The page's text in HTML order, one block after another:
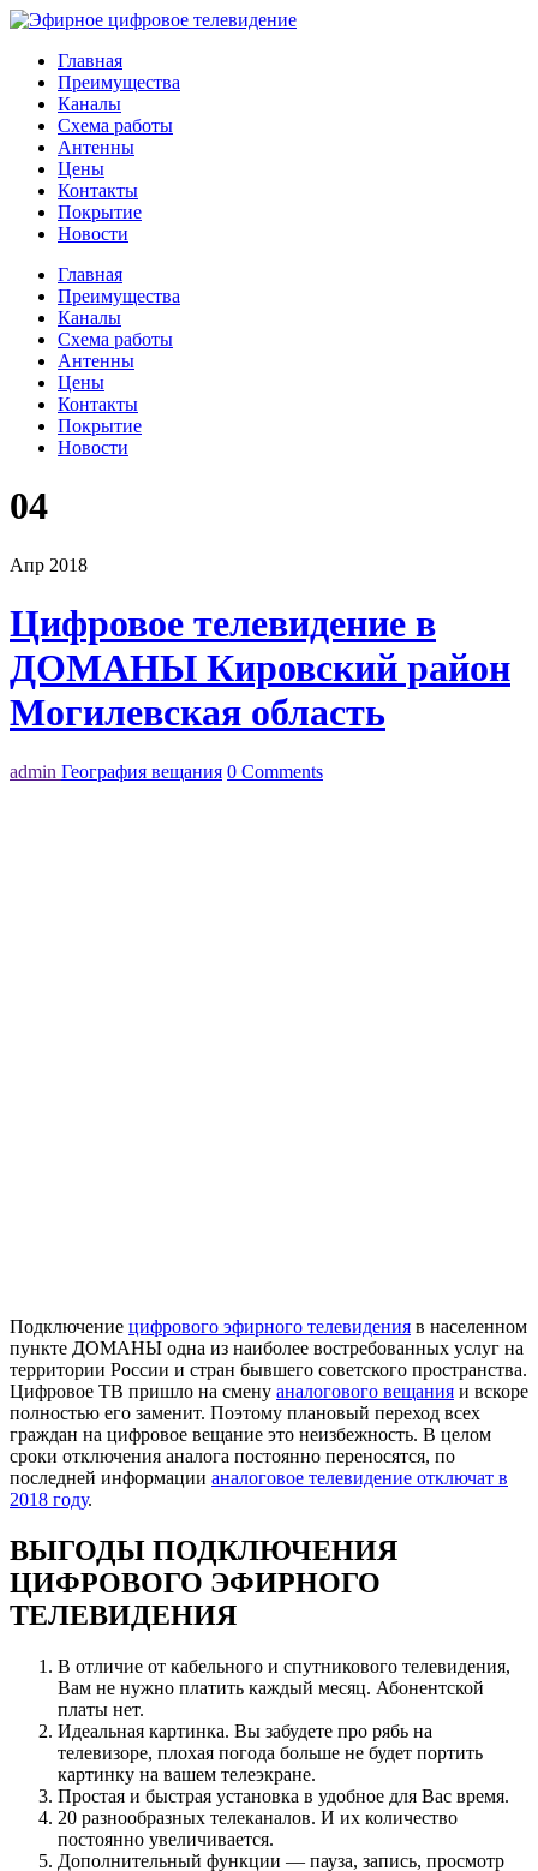
Главная
Преимущества
Каналы
Схема работы
Антенны
Цены
Контакты
Покрытие
Новости
Главная
Преимущества
Каналы
Схема работы
Антенны
Цены
Контакты
Покрытие
Новости
04
Апр 2018
Цифровое телевидение в
ДОМАНЫ Кировский район
Могилевская область
admin География вещания 0 Comments
Подключение цифрового эфирного телевидения в населенном
пункте ДОМАНЫ одна из наиболее востребованных услуг на
территории России и стран бывшего советского пространства.
Цифровое ТВ пришло на смену аналогового вещания и вскоре
полностью его заменит. Поэтому плановый переход всех
граждан на цифровое вещание это неизбежность. В целом
сроки отключения аналога постоянно переносятся, по
последней информации аналоговое телевидение отключат в
2018 году.
ВЫГОДЫ ПОДКЛЮЧЕНИЯ
ЦИФРОВОГО ЭФИРНОГО
ТЕЛЕВИДЕНИЯ
В отличие от кабельного и спутникового телевидения,
Вам не нужно платить каждый месяц. Абонентской
платы нет.
Идеальная картинка. Вы забудете про рябь на
телевизоре, плохая погода больше не будет портить
картинку на вашем телеэкране.
Простая и быстрая установка в удобное для Вас время.
20 разнообразных телеканалов. И их количество
постоянно увеличивается.
Дополнительный функции — пауза, запись, просмотр